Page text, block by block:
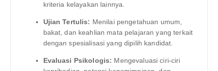
kriteria kelayakan lainnya.
Ujian Tertulis: Menilai pengetahuan umum,
bakat, dan keahlian mata pelajaran yang terkait
dengan spesialisasi yang dipilih kandidat.
Evaluasi Psikologis: Mengevaluasi ciri-ciri